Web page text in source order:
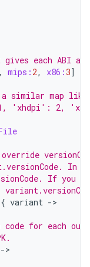
each ABI a
, mips: 2, x86:3]
a similar map
1, 'xhdpi': 2,
In
If you
{ variant ->
for each
->